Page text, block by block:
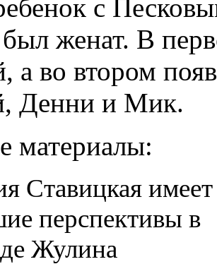
с
женат. В
а во втором
Денни и Мик.
материалы: